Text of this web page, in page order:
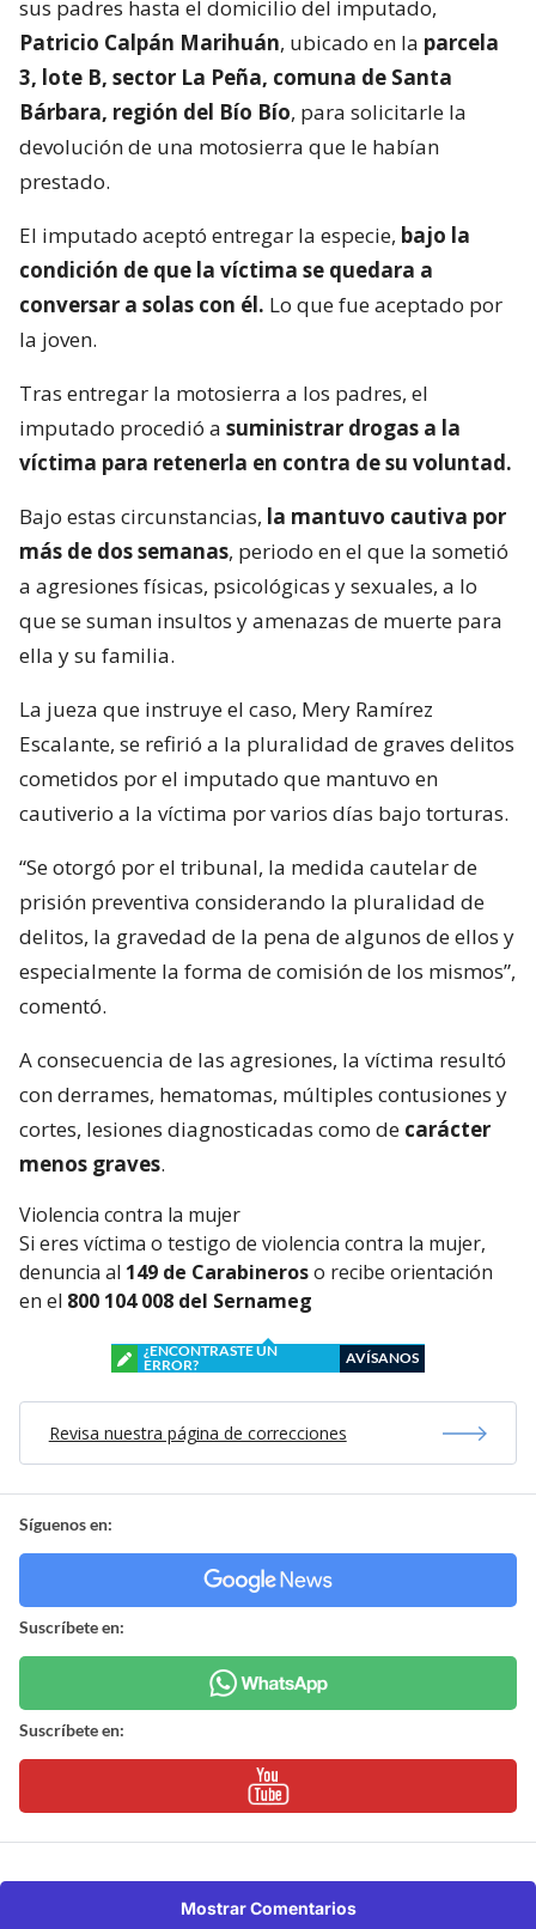
sus padres hasta el domicilio del imputado,
Patricio Calpán Marihuán, ubicado en la parcela
3, lote B, sector La Peña, comuna de Santa
Bárbara, región del Bío Bío, para solicitarle la
devolución de una motosierra que le habían
prestado.
El imputado aceptó entregar la especie, bajo la
condición de que la víctima se quedara a
conversar a solas con él. Lo que fue aceptado por
la joven.
Tras entregar la motosierra a los padres, el
imputado procedió a suministrar drogas a la
víctima para retenerla en contra de su voluntad.
Bajo estas circunstancias, la mantuvo cautiva por
más de dos semanas, periodo en el que la sometió
a agresiones físicas, psicológicas y sexuales, a lo
que se suman insultos y amenazas de muerte para
ella y su familia.
La jueza que instruye el caso, Mery Ramírez
Escalante, se refirió a la pluralidad de graves delitos
cometidos por el imputado que mantuvo en
cautiverio a la víctima por varios días bajo torturas.
“Se otorgó por el tribunal, la medida cautelar de
prisión preventiva considerando la pluralidad de
delitos, la gravedad de la pena de algunos de ellos y
especialmente la forma de comisión de los mismos”,
comentó.
A consecuencia de las agresiones, la víctima resultó
con derrames, hematomas, múltiples contusiones y
cortes, lesiones diagnosticadas como de carácter
menos graves.
Violencia contra la mujer
Si eres víctima o testigo de violencia contra la mujer,
denuncia al 149 de Carabineroso recibe orientación
en el 800 104 008 del Sernameg
¿ENCONTRASTE UN
ERROR?
AVÍSANOS
Revisa nuestra página de correcciones
Síguenos en:
Suscríbete en:
Suscríbete en:
Mostrar Comentarios